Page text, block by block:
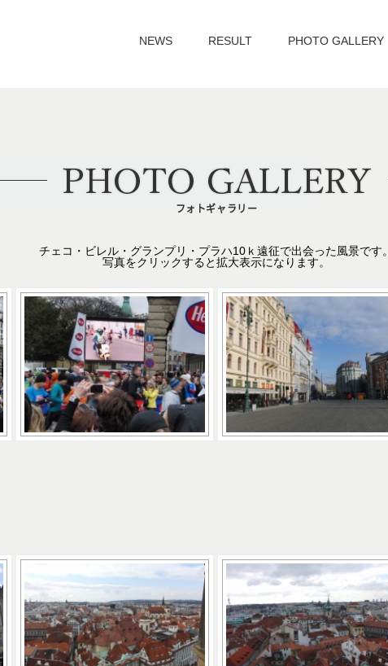
NEWS RESULT PHOTO GALLERY
フォトギャラリー
チェコ・ビレル・グランプリ・プラハ10ｋ遠征で出会った風景です。
写真をクリックすると拡大表示になります。